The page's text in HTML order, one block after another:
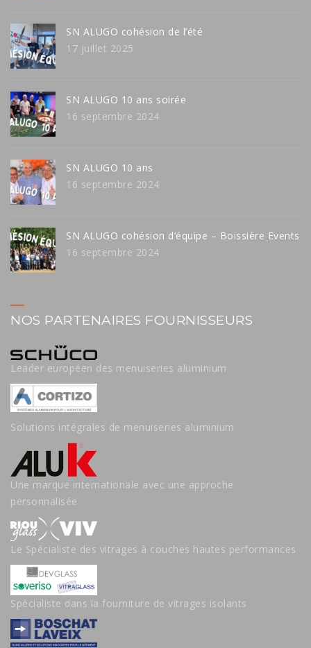
SN ALUGO cohésion de l’été
17 juillet 2025
SN ALUGO 10 ans soirée
16 septembre 2024
SN ALUGO 10 ans
16 septembre 2024
SN ALUGO cohésion d’équipe – Boissière Events
16 septembre 2024
NOS PARTENAIRES FOURNISSEURS
Leader européen des menuiseries aluminium
Solutions intégrales de menuiseries aluminium
Une marque internationale avec une approche
personnalisée
Le Spécialiste des vitrages à couches hautes performances
Spécialiste dans la fourniture de vitrages isolants